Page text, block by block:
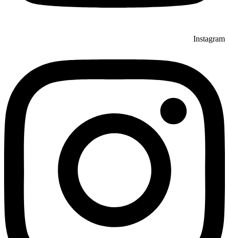
Instagram